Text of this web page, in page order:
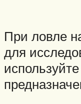
При ловле
для